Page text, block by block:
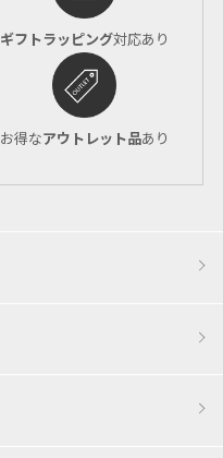
ギフトラッピング対応あり
お得なアウトレット品あり